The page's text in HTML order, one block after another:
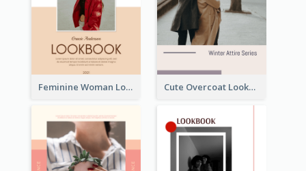
Feminine Woman Lookbook Cute Overcoat Lookbook